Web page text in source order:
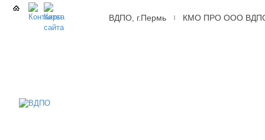
ВДПО, г.Пермь КМО ПРО ООО